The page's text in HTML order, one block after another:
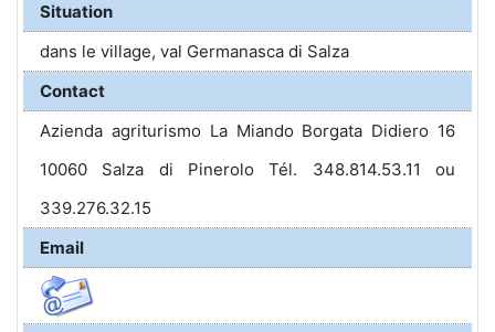
Situation
dans le village, val Germanasca di Salza
Contact
Azienda agriturismo La Miando Borgata Didiero 16
10060 Salza di Pinerolo Tél. 348.814.53.11 ou
339.276.32.15
Email